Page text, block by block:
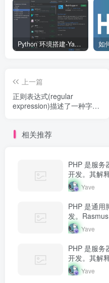
Python 环境搭建-Yave520-专业开发者社区
上一篇
正则表达式(regular
expression)描述了一种字符
串、将匹配的子串做替换或
相关推荐
PHP 是服务
开发。其解
器中，当收
态内容返回
Yave
PHP 是通用
发。
最初用于追
动…
Yave
PHP 是服务
开发。其解
器中，当收
态内容返回
Yave